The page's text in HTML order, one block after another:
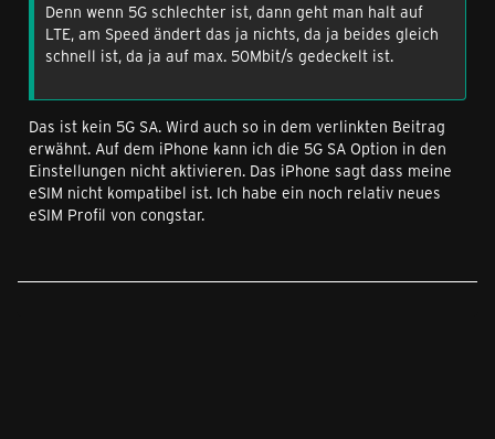
Denn wenn 5G schlechter ist, dann geht man halt auf
LTE, am Speed ändert das ja nichts, da ja beides gleich
schnell ist, da ja auf max. 50Mbit/s gedeckelt ist.
Das ist kein 5G SA. Wird auch so in dem verlinkten Beitrag
erwähnt. Auf dem iPhone kann ich die 5G SA Option in den
Einstellungen nicht aktivieren. Das iPhone sagt dass meine
eSIM nicht kompatibel ist. Ich habe ein noch relativ neues
eSIM Profil von congstar.